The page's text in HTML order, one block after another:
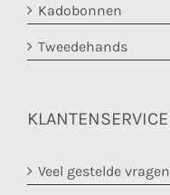
Kadobonnen
Tweedehands
KLANTENSERVICE
Veel gestelde vragen